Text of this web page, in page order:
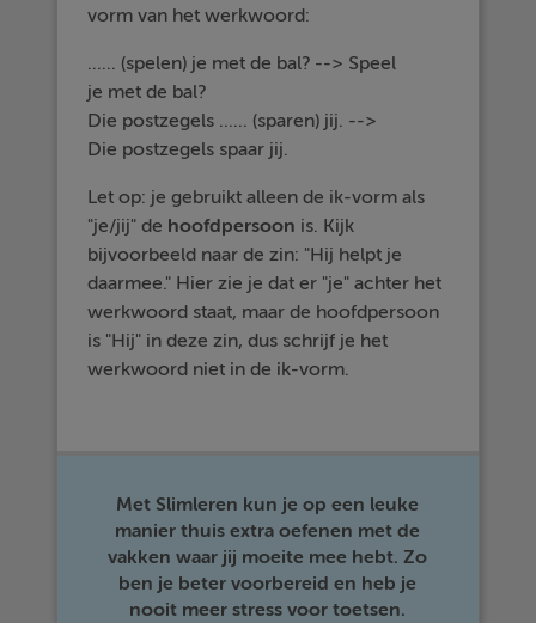
vorm van het werkwoord:
...... (spelen) je met de bal? --> Speel
je met de bal?
Die postzegels ...... (sparen) jij. -->
Die postzegels spaar jij.
Let op: je gebruikt alleen de ik-vorm als
"je/jij" de hoofdpersoon is. Kijk
bijvoorbeeld naar de zin: "Hij helpt je
daarmee." Hier zie je dat er "je" achter het
werkwoord staat, maar de hoofdpersoon
is "Hij" in deze zin, dus schrijf je het
werkwoord niet in de ik-vorm.
Met Slimleren kun je op een leuke
manier thuis extra oefenen met de
vakken waar jij moeite mee hebt. Zo
ben je beter voorbereid en heb je
nooit meer stress voor toetsen.